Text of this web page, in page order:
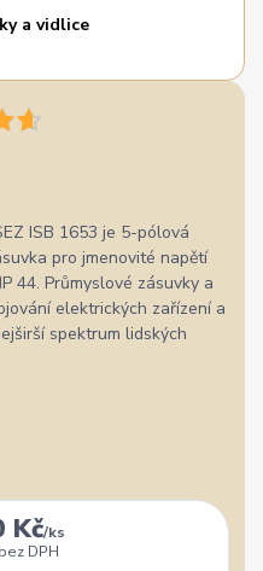
a vidlice
ISB 1653 je 5-pólová
pro jmenovité napětí
44. Průmyslové zásuvky a
elektrických zařízení a
spektrum lidských
Kč/ks
bez DPH